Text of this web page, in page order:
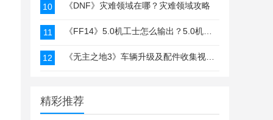
10 《DNF》灾难领域在哪？灾难领域攻略
11
12
精彩推荐